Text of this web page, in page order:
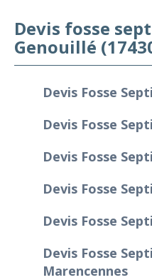
Devis fosse
Genouillé
Devis Fosse
Devis Fosse
Devis Fosse
Devis Fosse
Devis Fosse
Devis Fosse
Marencennes